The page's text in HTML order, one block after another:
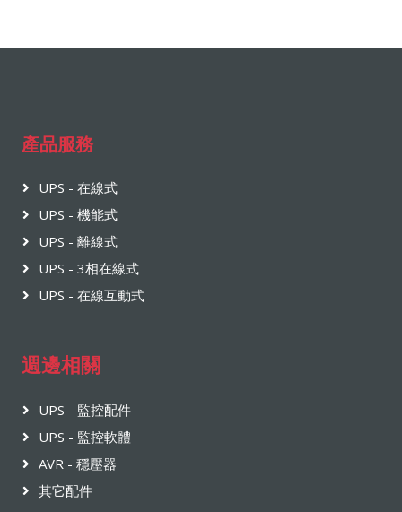
產品服務
UPS - 在線式
UPS - 機能式
UPS - 離線式
UPS - 3相在線式
UPS - 在線互動式
週邊相關
UPS - 監控配件
UPS - 監控軟體
AVR - 穩壓器
其它配件